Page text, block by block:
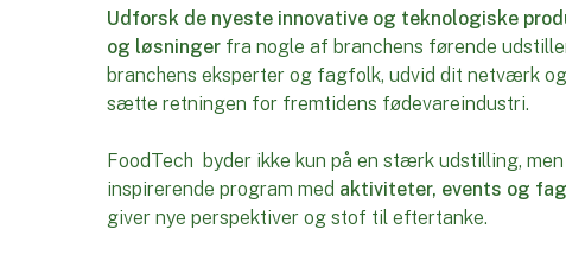
Udforsk de nyeste innovative og teknologiske
og løsninger fra nogle af branchens førende
branchens eksperter og fagfolk, udvid dit netværk
sætte retningen for fremtidens fødevareindustri.
FoodTech byder ikke kun på en stærk udstilling,
inspirerende program med aktiviteter, events og
giver nye perspektiver og stof til eftertanke.